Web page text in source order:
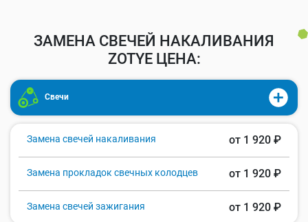
ЗАМЕНА СВЕЧЕЙ НАКАЛИВАНИЯ
ZOTYE ЦЕНА:
Свечи
Замена свечей накаливания от 1 920 ₽
Замена прокладок свечных колодцев от 1 920 ₽
Замена свечей зажигания от 1 920 ₽